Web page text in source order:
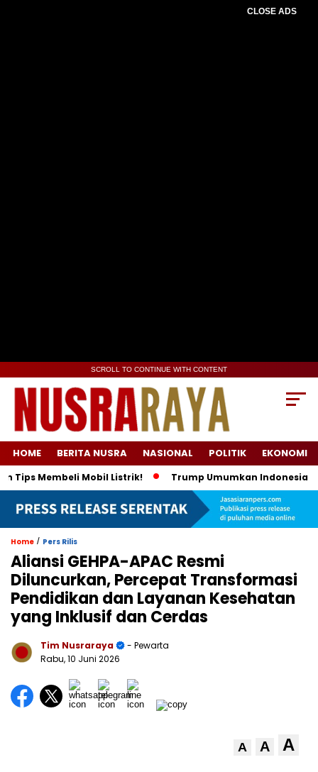
CLOSE ADS
SCROLL TO CONTINUE WITH CONTENT
HOME BERITA NUSRA NASIONAL POLITIK EKONOMI
Mobil Listrik! Trump Umumkan Indonesia Beli
Home / Pers Rilis
Aliansi GEHPA-APAC Resmi
Diluncurkan, Percepat Transformasi
Pendidikan dan Layanan Kesehatan
yang Inklusif dan Cerdas
Tim Nusraraya
- Pewarta
Rabu, 10 Juni 2026
A A A